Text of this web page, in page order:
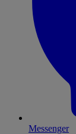
Messenger